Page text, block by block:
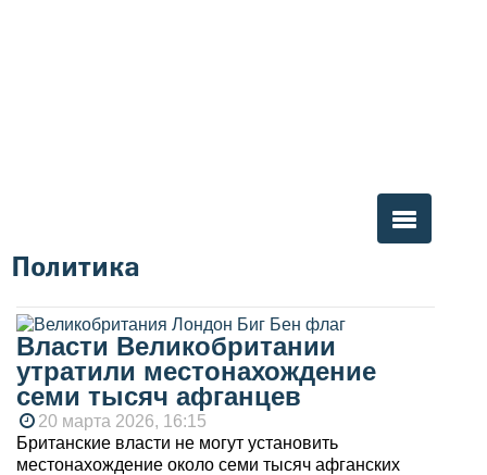
Вы здесь
Политика
Власти Великобритании
утратили местонахождение
семи тысяч афганцев
20 марта 2026, 16:15
Британские власти не могут установить
местонахождение около семи тысяч афганских